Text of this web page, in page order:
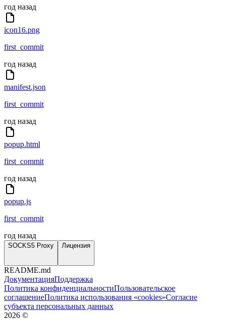
год назад
icon16.png
first_commit
год назад
manifest.json
first_commit
год назад
popup.html
first_commit
год назад
popup.js
first_commit
год назад
SOCKS5 Proxy Лицензия
README.md
ДокументацияПоддержка
Политика конфиденциальностиПользовательское
соглашениеПолитика использования «cookies»Согласие
субъекта персональных данных
2026 ©